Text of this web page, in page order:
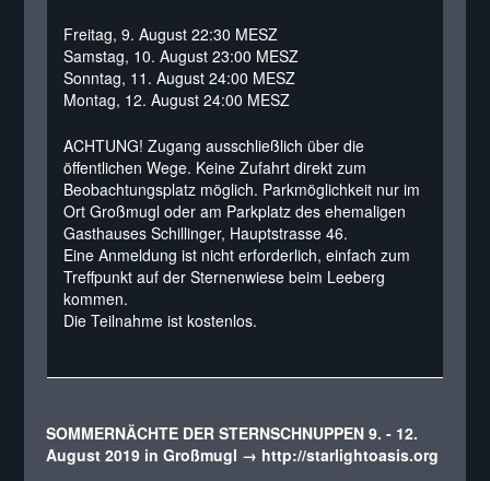
Freitag, 9. August 22:30 MESZ
Samstag, 10. August 23:00 MESZ
Sonntag, 11. August 24:00 MESZ
Montag, 12. August 24:00 MESZ
ACHTUNG! Zugang ausschließlich über die
öffentlichen Wege. Keine Zufahrt direkt zum
Beobachtungsplatz möglich. Parkmöglichkeit nur im
Ort Großmugl oder am Parkplatz des ehemaligen
Gasthauses Schillinger, Hauptstrasse 46.
Eine Anmeldung ist nicht erforderlich, einfach zum
Treffpunkt auf der Sternenwiese beim Leeberg
kommen.
Die Teilnahme ist kostenlos.
SOMMERNÄCHTE DER STERNSCHNUPPEN 9. - 12.
August 2019 in Großmugl → http://starlightoasis.org